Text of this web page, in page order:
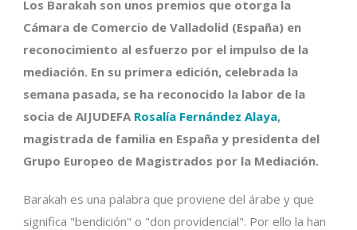
Los Barakah son unos premios que otorga la
Cámara de Comercio de Valladolid (España) en
reconocimiento al esfuerzo por el impulso de la
mediación. En su primera edición, celebrada la
semana pasada, se ha reconocido la labor de la
socia de AIJUDEFA Rosalía Fernández Alaya,
magistrada de familia en España y presidenta del
Grupo Europeo de Magistrados por la Mediación.
Barakah es una palabra que proviene del árabe y que
significa "bendición" o "don providencial". Por ello la han